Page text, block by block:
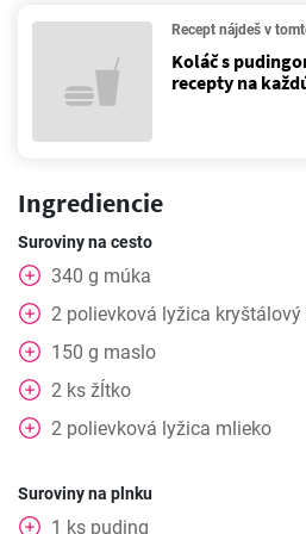
Recept nájdeš v
Koláč s
recepty na
Ingrediencie
Suroviny na cesto
340 g múka
2 polievková lyžica kryštálový
150 g maslo
2 ks žĺtko
2 polievková lyžica mlieko
Suroviny na plnku
1 ks puding